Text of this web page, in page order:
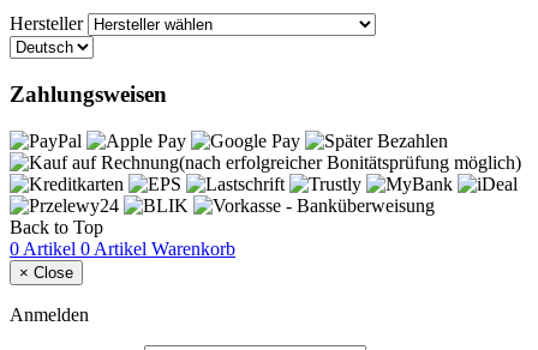
Hersteller
Zahlungsweisen
Back to Top
0 Artikel 0 Artikel Warenkorb
× Close
Anmelden